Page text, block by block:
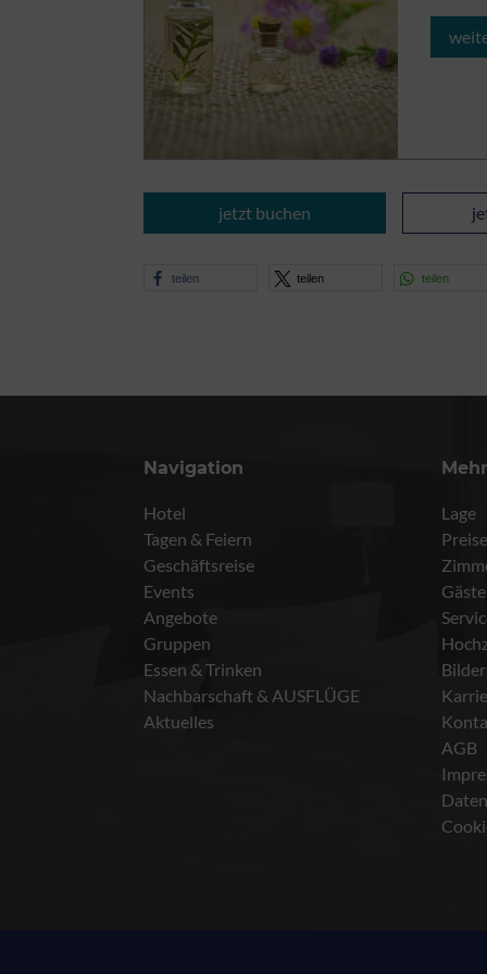
jetzt buchen
teilen teilen teilen
Navigation
Hotel
Tagen & Feiern
Geschäftsreise
Events
Angebote
Gruppen
Essen & Trinken
Nachbarschaft & AUSFLÜGE
Aktuelles
Mehr
Lage
Preise
Bilder
AGB